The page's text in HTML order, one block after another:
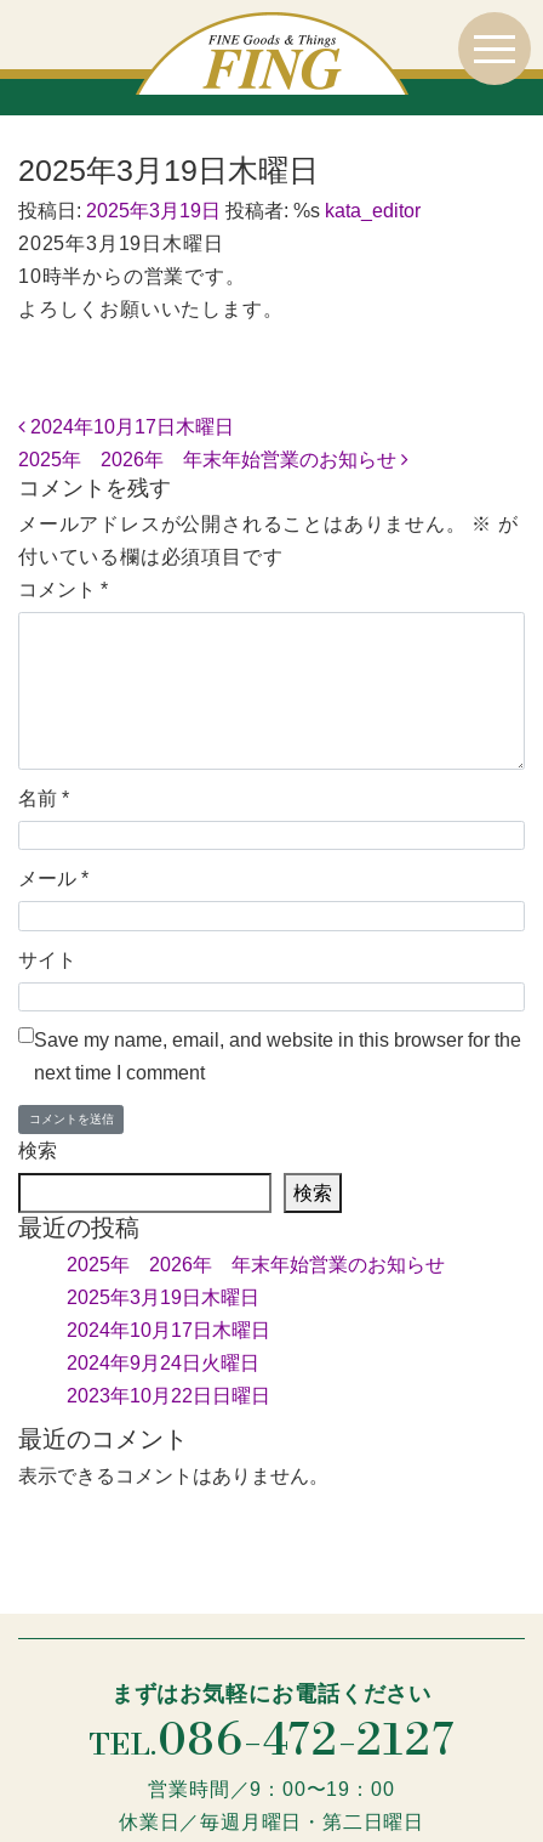
2025年3月19日木曜日
投稿日: 2025年3月19日 投稿者: %s kata_editor
2025年3月19日木曜日
10時半からの営業です。
よろしくお願いいたします。
投稿ナビゲーション
2024年10月17日木曜日
2025年 2026年 年末年始営業のお知らせ
コメントを残す
メールアドレスが公開されることはありません。 ※ が
付いている欄は必須項目です
コメント *
名前 *
メール *
サイト
Save my name, email, and website in this browser for the
next time I comment
検索
検索
最近の投稿
2025年 2026年 年末年始営業のお知らせ
2025年3月19日木曜日
2024年10月17日木曜日
2024年9月24日火曜日
2023年10月22日日曜日
最近のコメント
表示できるコメントはありません。
まずはお気軽にお電話ください
TEL.086-472-2127
営業時間／9：00〜19：00
休業日／毎週月曜日・第二日曜日